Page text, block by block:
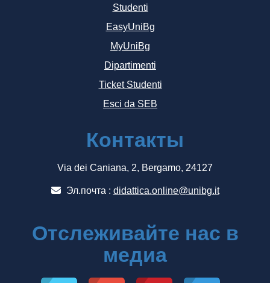
Studenti
EasyUniBg
MyUniBg
Dipartimenti
Ticket Studenti
Esci da SEB
Контакты
Via dei Caniana, 2, Bergamo, 24127
Эл.почта : didattica.online@unibg.it
Отслеживайте нас в
медиа